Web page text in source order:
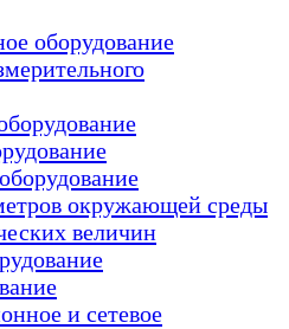
оборудование
окружающей среды
величин
и сетевое